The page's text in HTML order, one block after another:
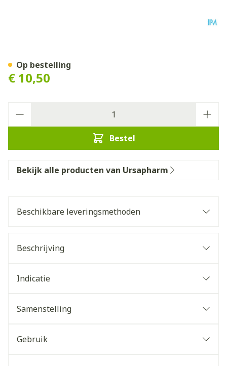
€ 10,50
Bestel
Op bestelling
Bekijk alle producten van Ursapharm
Beschikbare leveringsmethoden
Beschrijving
Indicatie
Samenstelling
Gebruik